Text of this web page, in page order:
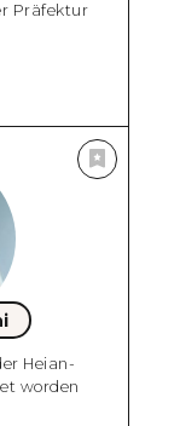
Präfektur
Heian-
worden